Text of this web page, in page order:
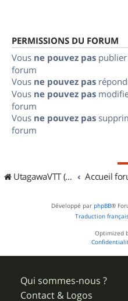
PERMISSIONS DU FORUM
Vous ne pouvez pas
forum
Vous ne pouvez pas
Vous ne pouvez pas
forum
Vous ne pouvez pas
forum
UtagawaVTT (Randos VTT et VTTAE avec traces GPS) Accueil
Développé par phpBB®
Traduction
Optimized
Qui sommes-nous ?
Contact & Logos